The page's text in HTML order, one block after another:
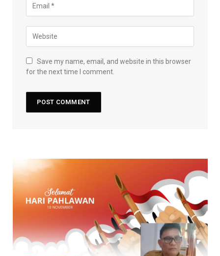
Save my name, email, and website in this browser
for the next time I comment.